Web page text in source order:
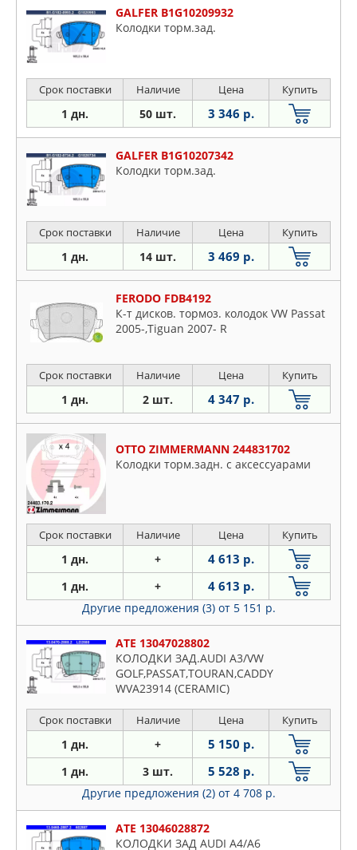
GALFER B1G10209932
Колодки торм.зад.
Срок поставки Наличие Цена Купить
1 дн. 50 шт. 3 346 р.
GALFER B1G10207342
Колодки торм.зад.
Срок поставки Наличие Цена Купить
1 дн. 14 шт. 3 469 р.
FERODO FDB4192
К-т дисков. тормоз. колодок VW Passat
2005-,Tiguan 2007- R
Срок поставки Наличие Цена Купить
1 дн. 2 шт. 4 347 р.
OTTO ZIMMERMANN 244831702
Колодки торм.задн. с аксессуарами
Срок поставки Наличие Цена Купить
1 дн. + 4 613 р.
1 дн. + 4 613 р.
Другие предложения (3) от 5 151 р.
ATE 13047028802
КОЛОДКИ ЗАД.AUDI A3/VW
GOLF,PASSAT,TOURAN,CADDY
WVA23914 (CERAMIC)
Срок поставки Наличие Цена Купить
1 дн. + 5 150 р.
1 дн. 3 шт. 5 528 р.
Другие предложения (2) от 4 708 р.
ATE 13046028872
КОЛОДКИ ЗАД AUDI A4/A6